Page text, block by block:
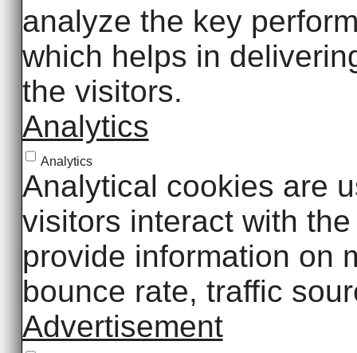
analyze the key
which helps in
the visitors.
Analytics
Analytics
Analytical cookies are
visitors interact with
provide information on
bounce rate, traffic
Advertisement